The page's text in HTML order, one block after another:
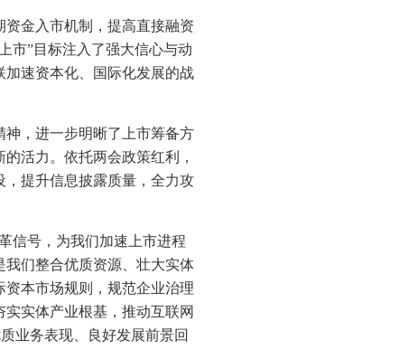
金入市机制，提高直接融资
市”目标注入了强大信心与动
速资本化、国际化发展的战
，进一步明晰了上市筹备方
活力。依托两会政策红利，
提升信息披露质量，全力攻
信号，为我们加速上市进程
们整合优质资源、壮大实体
本市场规则，规范企业治理
实体产业根基，推动互联网
业务表现、良好发展前景回